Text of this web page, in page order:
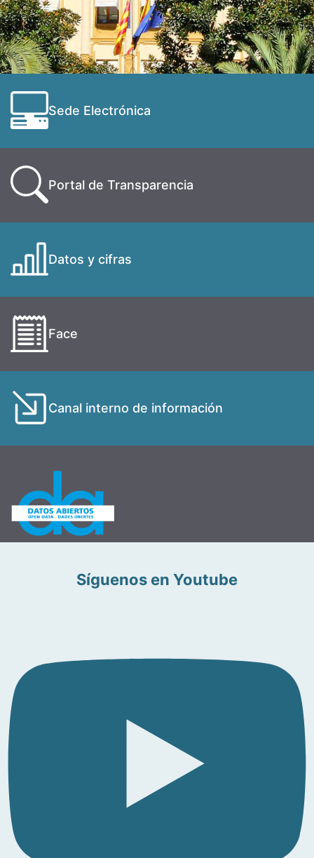
Sede Electrónica
Portal de Transparencia
Datos y cifras
Face
Canal interno de información
Síguenos en Youtube